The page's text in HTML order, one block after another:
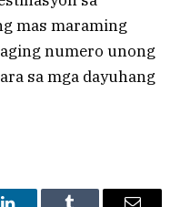
mas maraming
numero unong
sa mga dayuhang